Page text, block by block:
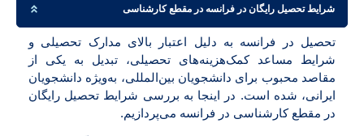
شرایط تحصیل رایگان در فرانسه در مقطع کارشناسی
تحصیل در فرانسه به دلیل اعتبار بالای مدارک تحصیلی و
شرایط مساعد کمک‌هزینه‌های تحصیلی، تبدیل به یکی از
مقاصد محبوب برای دانشجویان بین‌المللی، به‌ویژه دانشجویان
ایرانی، شده است. در اینجا به بررسی شرایط تحصیل رایگان
در مقطع کارشناسی در فرانسه می‌پردازیم.